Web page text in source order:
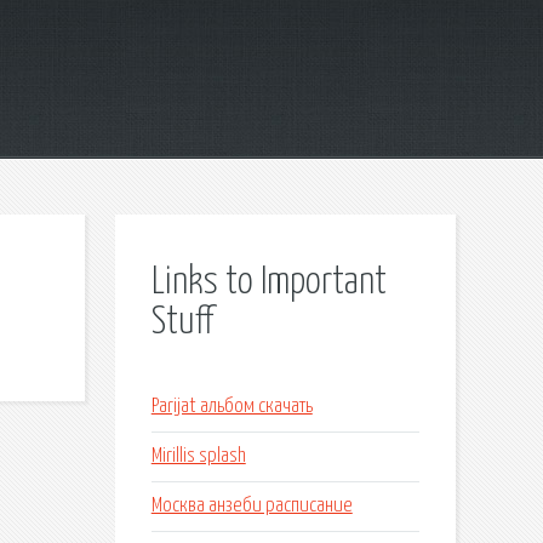
Links to Important
Stuff
Parijat альбом скачать
Mirillis splash
Москва анзеби расписание